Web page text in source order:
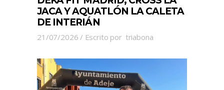
JACA Y AQUATLÓN LA CALETA
DE INTERIÁN
21/07/2026 Escrito por triabona